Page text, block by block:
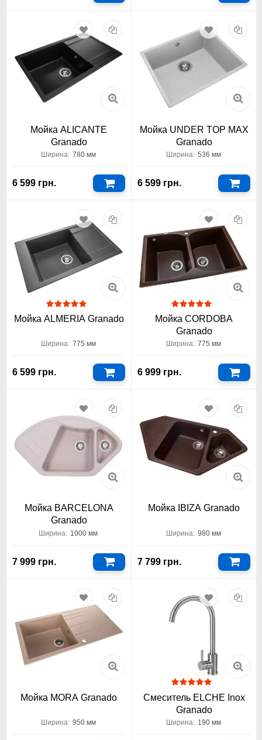
Мойка ALICANTE
Granado
Ширина: 780 мм
6 599 грн.
Мойка UNDER TOP MAX
Granado
Ширина: 536 мм
6 599 грн.
Мойка ALMERIA Granado
Ширина: 775 мм
6 599 грн.
Мойка CORDOBA
Granado
Ширина: 775 мм
6 999 грн.
Мойка BARCELONA
Granado
Ширина: 1000 мм
7 999 грн.
Мойка IBIZA Granado
Ширина: 980 мм
7 799 грн.
Мойка MORA Granado
Ширина: 950 мм
Смеситель ELCHE Inox
Granado
Ширина: 190 мм